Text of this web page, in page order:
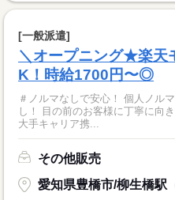
[一般派遣]
＼オープニング★楽天
K！時給1700円〜◎
＃ノルマなしで安心！ 個人ノル
し！ 目の前のお客様に丁寧に向き合える環
大手キャリア携...
その他販売
愛知県豊橋市/柳生橋駅